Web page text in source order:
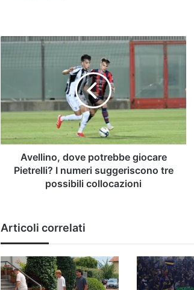
Avellino,
I
numeri
tre
possibili
collocazioni
Avellino, dove potrebbe giocare
Pietrelli? I numeri suggeriscono tre
possibili collocazioni
Articoli correlati